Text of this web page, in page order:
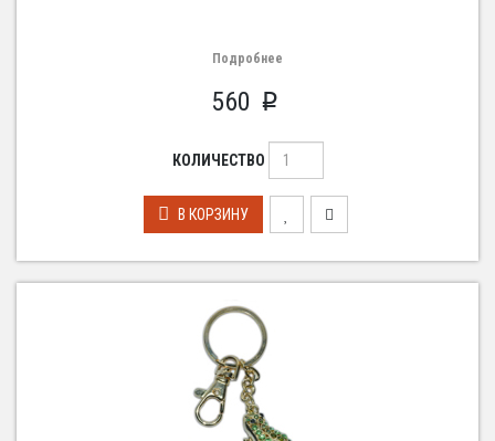
Подробнее
560 p
КОЛИЧЕСТВО
В КОРЗИНУ